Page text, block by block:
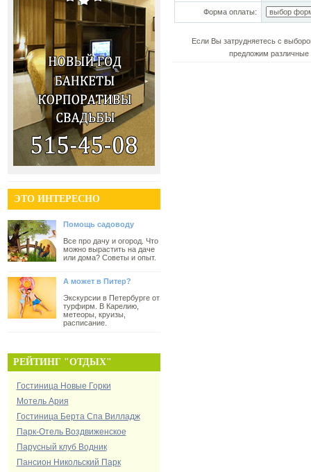
ЭТО ИНТЕРЕСНО
Помощь садоводу
Все про дачу и огород. Что
можно вырастить на даче
или дома? Советы и опыт.
А может в Питер?
Экскурсии в Петербурге от
турфирм. В Карелию,
метеоры, круизы,
расписание.
РЕЙТИНГ "ОТДЫХ"
Гостиница Новые Горки
Мотель Ария
Гостиница Берта Спа Вилладж
Парк-Отель Воздвиженское
Парусный клуб Водник
Пансион Никольский Парк
Форма оплаты:
Если Вы затрудняетесь с
предложим различные